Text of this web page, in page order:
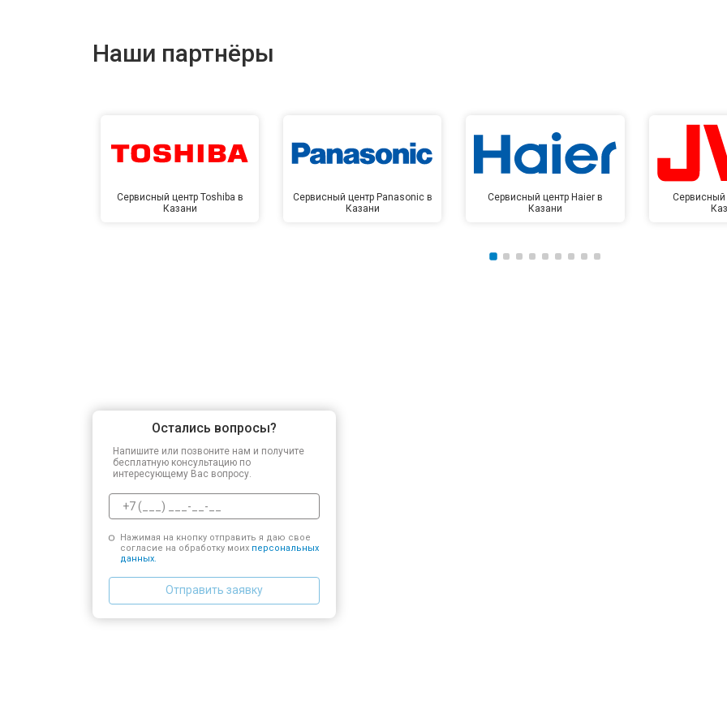
Наши партнёры
Сервисный центр Toshiba в
Казани
Сервисный центр Panasonic в
Казани
Сервисный центр Haier в
Казани
Сервисный
Остались вопросы?
Напишите или позвоните нам и получите
бесплатную консультацию по
интересующему Вас вопросу.
Нажимая на кнопку отправить я даю свое
согласие на обработку моих персональных
данных.
Отправить заявку